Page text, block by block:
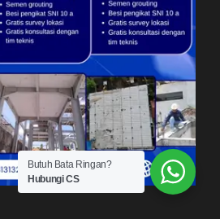
Butuh Bata Ringan?
Hubungi CS